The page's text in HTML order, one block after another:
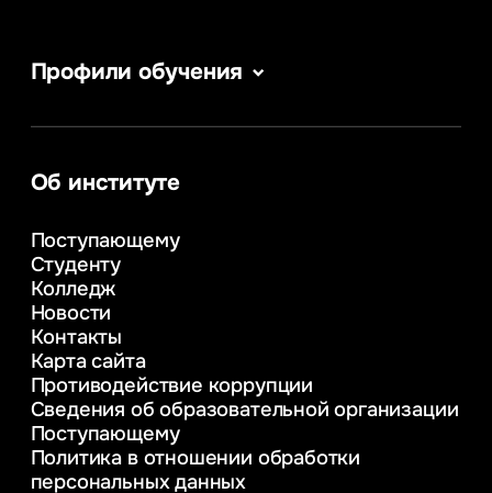
Профили обучения
Информатика
аналитика
Управление в сфере коммерческой
Психолого-педагогическое
консультирование и медиация
в образовании
Веб-дизайн
Управление инновационным развитием
предприятия
Уголовное право
Информационные технологии в бизнесе
Информационное и программное
обеспечение бизнес процессов
Управление человеческими ресурсами
Об институте
Поступающему
Студенту
Колледж
Новости
Контакты
Карта сайта
Противодействие коррупции
Сведения об образовательной организации
Поступающему
Политика в отношении обработки
персональных данных